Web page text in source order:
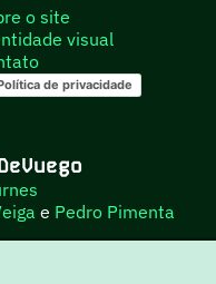
o site
visual
de privacidade
e Pedro Pimenta